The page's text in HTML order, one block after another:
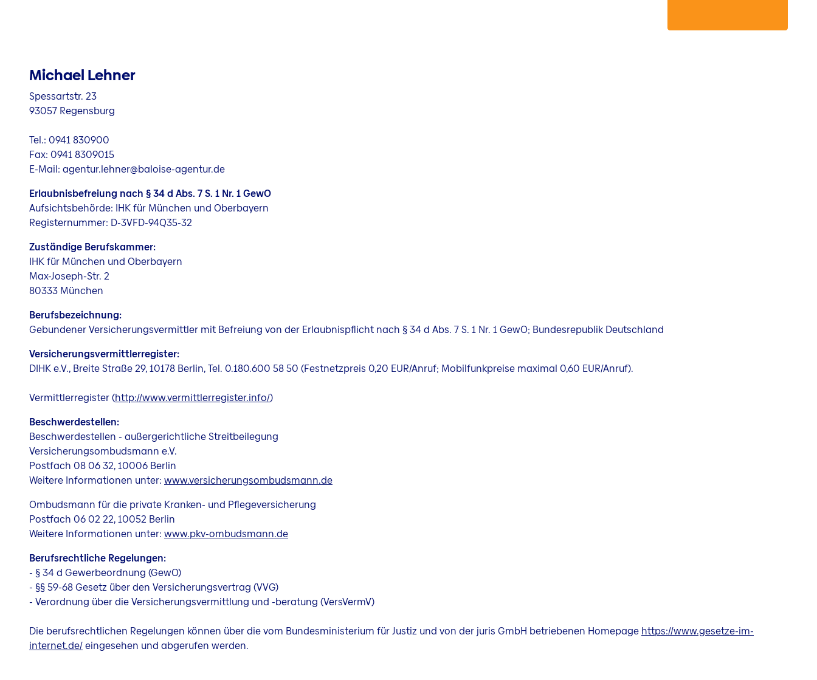
Michael Lehner
Spessartstr. 23
93057 Regensburg
Tel.: 0941 830900
Fax: 0941 8309015
E-Mail: agentur.lehner@baloise-agentur.de
Erlaubnisbefreiung nach § 34 d Abs. 7 S. 1 Nr. 1 GewO
Aufsichtsbehörde: IHK für München und Oberbayern
Registernummer: D-3VFD-94Q35-32
Zuständige Berufskammer:
IHK für München und Oberbayern
Max-Joseph-Str. 2
80333 München
Berufsbezeichnung:
Gebundener Versicherungsvermittler mit Befreiung von der Erlaubnispflicht nach § 34 d Abs. 7 S. 1 Nr. 1 GewO; Bundesrepublik Deutschland
Versicherungsvermittlerregister:
DIHK e.V., Breite Straße 29, 10178 Berlin, Tel. 0.180.600 58 50 (Festnetzpreis 0,20 EUR/Anruf; Mobilfunkpreise maximal 0,60 EUR/Anruf).
Vermittlerregister (http://www.vermittlerregister.info/)
Beschwerdestellen:
Beschwerdestellen - außergerichtliche Streitbeilegung
Versicherungsombudsmann e.V.
Postfach 08 06 32, 10006 Berlin
Weitere Informationen unter: www.versicherungsombudsmann.de
Ombudsmann für die private Kranken- und Pflegeversicherung
Postfach 06 02 22, 10052 Berlin
Weitere Informationen unter: www.pkv-ombudsmann.de
Berufsrechtliche Regelungen:
- § 34 d Gewerbeordnung (GewO)
- §§ 59-68 Gesetz über den Versicherungsvertrag (VVG)
- Verordnung über die Versicherungsvermittlung und -beratung (VersVermV)
Die berufsrechtlichen Regelungen können über die vom Bundesministerium für Justiz und von der juris GmbH betriebenen Homepage https://www.gesetze-im-
internet.de/eingesehen und abgerufen werden.